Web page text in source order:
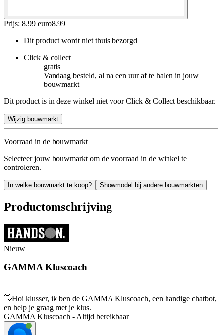
Prijs: 8.99 euro8.99
Dit product wordt niet thuis bezorgd
Click & collect
gratis
Vandaag besteld, al na een uur af te halen in jouw
bouwmarkt
Dit product is in deze winkel niet voor Click & Collect beschikbaar.
Wijzig bouwmarkt
Voorraad in de bouwmarkt
Selecteer jouw bouwmarkt om de voorraad in de winkel te
controleren.
In welke bouwmarkt te koop? Showmodel bij andere bouwmarkten
Productomschrijving
Nieuw
GAMMA Kluscoach
👋Hoi klusser, ik ben de GAMMA Kluscoach, een handige chatbot,
en help je graag met je klus.
GAMMA Kluscoach - Altijd bereikbaar